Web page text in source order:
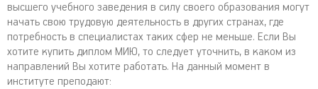
высшего учебного заведения в силу своего образования могут
начать свою трудовую деятельность в других странах, где
потребность в специалистах таких сфер не меньше. Если Вы
хотите купить диплом МИЮ, то следует уточнить, в каком из
направлений Вы хотите работать. На данный момент в
институте преподают: